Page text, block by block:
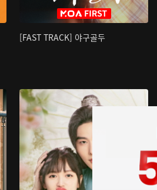
[FAST TRACK] 야구골두